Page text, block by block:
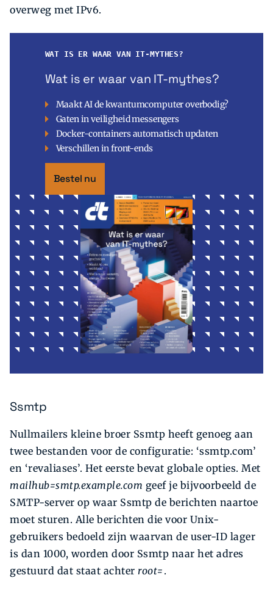
overweg met IPv6.
WAT IS ER WAAR VAN IT-MYTHES?
Wat is er waar van IT-mythes?
Maakt AI de kwantumcomputer overbodig?
Gaten in veiligheid messengers
Docker-containers automatisch updaten
Verschillen in front-ends
Bestel nu
Ssmtp
Nullmailers kleine broer Ssmtp heeft genoeg aan
twee bestanden voor de configuratie: ‘ssmtp.com’
en ‘revaliases’. Het eerste bevat globale opties. Met
mailhub=smtp.example.com geef je bijvoorbeeld de
SMTP-server op waar Ssmtp de berichten naartoe
moet sturen. Alle berichten die voor Unix-
gebruikers bedoeld zijn waarvan de user-ID lager
is dan 1000, worden door Ssmtp naar het adres
gestuurd dat staat achter root= .